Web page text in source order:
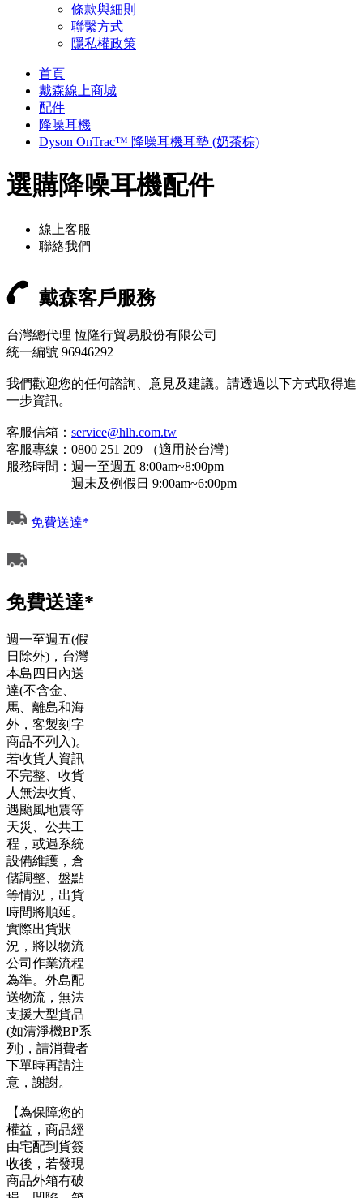
條款與細則
聯繫方式
隱私權政策
首頁
戴森線上商城
配件
降噪耳機
Dyson OnTrac™ 降噪耳機耳墊 (奶茶棕)
選購降噪耳機配件
線上客服
聯絡我們
戴森客戶服務
台灣總代理 恆隆行貿易股份有限公司
統一編號 96946292
我們歡迎您的任何諮詢、意見及建議。請透過以下方式取得進
一步資訊。
客服信箱： service@hlh.com.tw
客服專線：0800 251 209 （適用於台灣）
服務時間：週一至週五 8:00am~8:00pm
週末及例假日 9:00am~6:00pm
免費送達*
免費送達*
週一至週五(假
日除外)，台灣
本島四日內送
達(不含金、
馬、離島和海
外，客製刻字
商品不列入)。
若收貨人資訊
不完整、收貨
人無法收貨、
遇颱風地震等
天災、公共工
程，或遇系統
設備維護，倉
儲調整、盤點
等情況，出貨
時間將順延。
實際出貨狀
況，將以物流
公司作業流程
為準。外島配
送物流，無法
支援大型貨品
(如清淨機BP系
列)，請消費者
下單時再請注
意，謝謝。
【為保障您的
權益，商品經
由宅配到貨簽
收後，若發現
商品外箱有破